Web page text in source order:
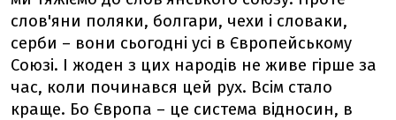
слов'яни поляки, болгари, чехи і словаки,
серби – вони сьогодні усі в Європейському
Союзі. І жоден з цих народів не живе гірше за
час, коли починався цей рух. Всім стало
краще. Бо Європа – це система відносин, в